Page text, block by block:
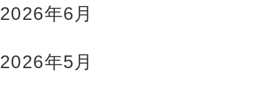
2026年6月
2026年5月